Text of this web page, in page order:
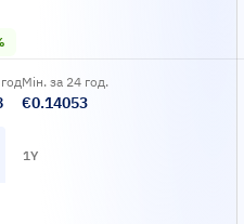
Мін. за 24 год.
€0.14053
1Y